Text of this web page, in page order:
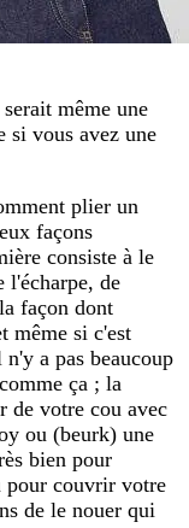
même une
si vous avez une
plier un
façons
consiste à le
l'écharpe, de
façon dont
même si c'est
a pas beaucoup
ça ; la
de votre cou avec
ou (beurk) une
bien pour
pour couvrir votre
de le nouer qui